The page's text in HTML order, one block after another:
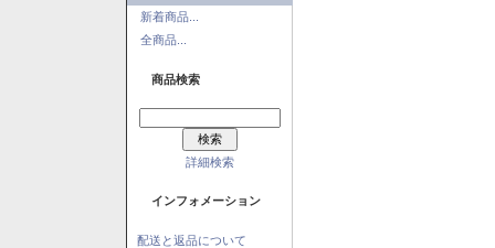
新着商品...
全商品...
商品検索
詳細検索
インフォメーション
配送と返品について